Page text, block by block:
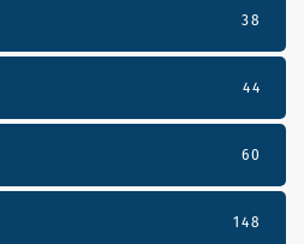
38
44
60
148